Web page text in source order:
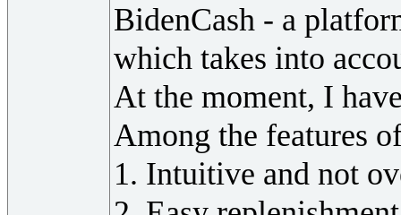
BidenCash - a
which takes into
At the moment, I
Among the features
1. Intuitive and not